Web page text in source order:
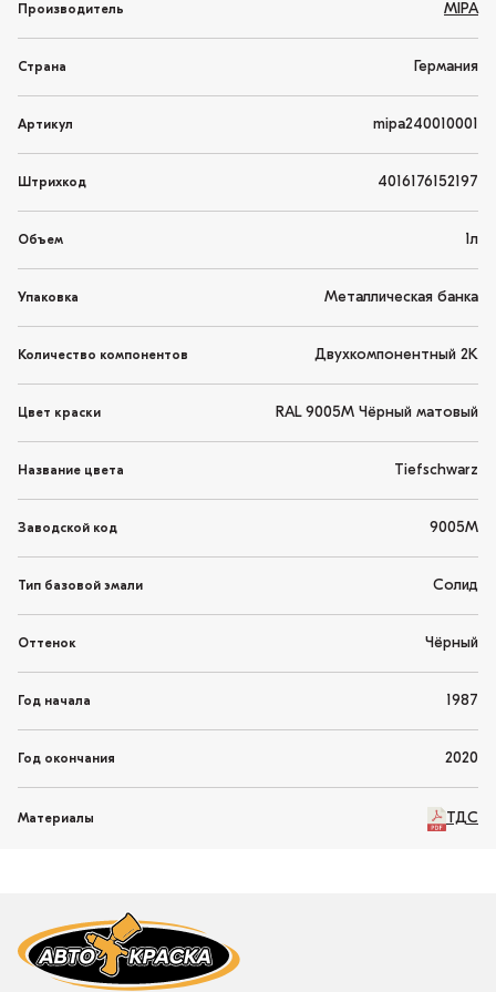
Производитель MIPA
Страна Германия
Артикул mipa240010001
Штрихкод 4016176152197
Объем 1л
Упаковка Металлическая банка
Количество компонентов Двухкомпонентный 2K
Цвет краски RAL 9005M Чёрный матовый
Название цвета Tiefschwarz
Заводской код 9005M
Тип базовой эмали Солид
Оттенок Чёрный
Год начала 1987
Год окончания 2020
Материалы ТДС